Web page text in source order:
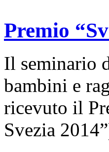
Premio
Il seminario
bambini e
ricevuto il
Svezia